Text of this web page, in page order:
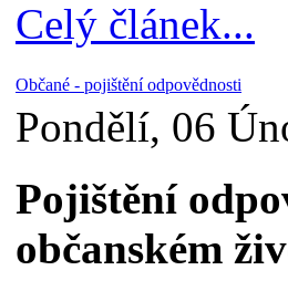
Celý článek...
Občané - pojištění odpovědnosti
Pondělí, 06
Pojištění
občanském